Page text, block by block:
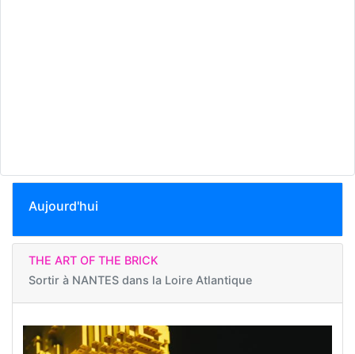
Aujourd'hui
THE ART OF THE BRICK
Sortir à NANTES dans la Loire Atlantique